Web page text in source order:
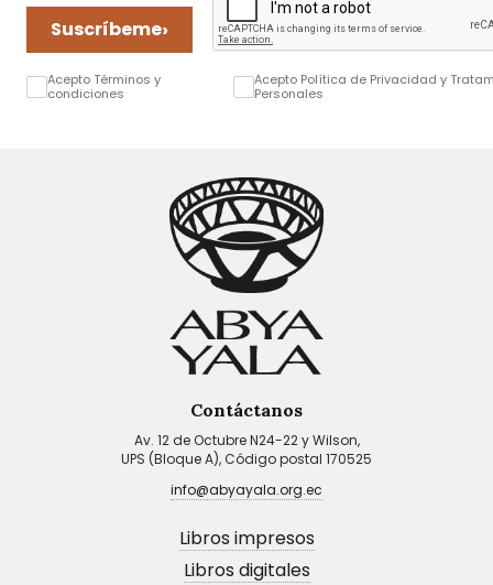
Suscríbeme›
Acepto Términos y
condiciones
Acepto Política de Privacidad y
Personales
Contáctanos
Av. 12 de Octubre N24-22 y Wilson,
UPS (Bloque A), Código postal 170525
info@abyayala.org.ec
Libros impresos
Libros digitales